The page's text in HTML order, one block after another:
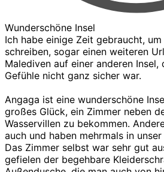
Wunderschöne Insel
Ich habe einige Zeit gebraucht,
schreiben, sogar einen weiteren
Malediven auf einer anderen Insel,
Gefühle nicht ganz sicher war.
Angaga ist eine wunderschöne
großes Glück, ein Zimmer neben
Wasservillen zu bekommen.
auch und haben mehrmals in
Das Zimmer selbst war sehr gut
gefielen der begehbare